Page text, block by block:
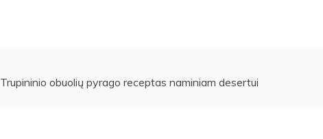
Trupininio obuolių pyrago receptas naminiam desertui